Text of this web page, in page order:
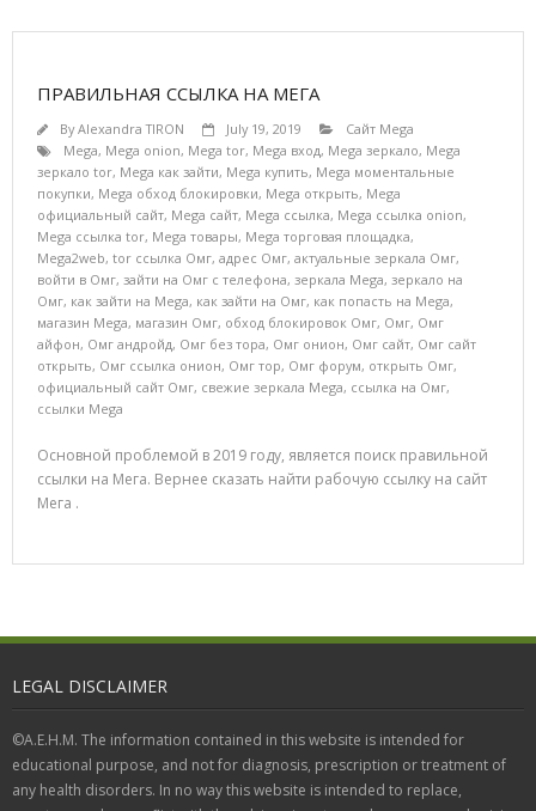
ПРАВИЛЬНАЯ ССЫЛКА НА МЕГА
ByAlexandra TIRON July 19, 2019
Сайт Mega
Mega, Mega onion, Mega tor, Mega вход, Mega зеркало, Mega
зеркало tor, Mega как зайти, Mega купить, Mega моментальные
покупки, Mega обход блокировки, Mega открыть, Mega
официальный сайт, Mega сайт, Mega ссылка, Mega ссылка onion,
Mega ссылка tor, Mega товары, Mega торговая площадка,
Mega2web, tor ссылка Омг, адрес Омг, актуальные зеркала Омг,
войти в Омг, зайти на Омг с телефона, зеркала Mega, зеркало на
Омг, как зайти на Mega, как зайти на Омг, как попасть на Mega,
магазин Mega, магазин Омг, обход блокировок Омг, Омг, Омг
айфон, Омг андройд, Омг без тора, Омг онион, Омг сайт, Омг сайт
открыть, Омг ссылка онион, Омг тор, Омг форум, открыть Омг,
официальный сайт Омг, свежие зеркала Mega, ссылка на Омг,
ссылки Mega
Основной проблемой в 2019 году, является поиск правильной
ссылки на Мега. Вернее сказать найти рабочую ссылку на сайт
Мега .
LEGAL DISCLAIMER
©A.E.H.M. The information contained in this website is intended for
educational purpose, and not for diagnosis, prescription or treatment of
any health disorders. In no way this website is intended to replace,